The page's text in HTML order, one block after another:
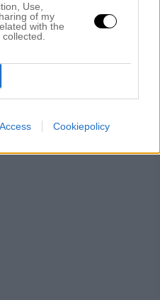
Use,
of my
with the
Cookiepolicy